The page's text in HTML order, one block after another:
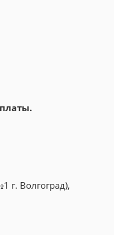
г. Волгоград),